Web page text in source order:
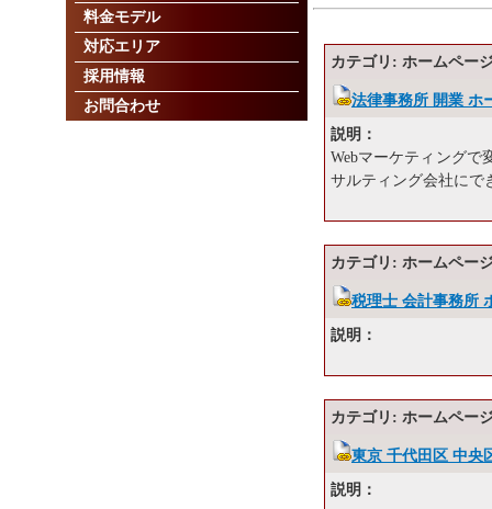
カテゴリ: ホームペー
法律事務所 開業 ホ
説明：
Webマーケティングで
サルティング会社にで
カテゴリ: ホームペー
税理士 会計事務所
説明：
カテゴリ: ホームペー
東京 千代田区 中央
説明：
料金モデル
対応エリア
採用情報
お問合わせ